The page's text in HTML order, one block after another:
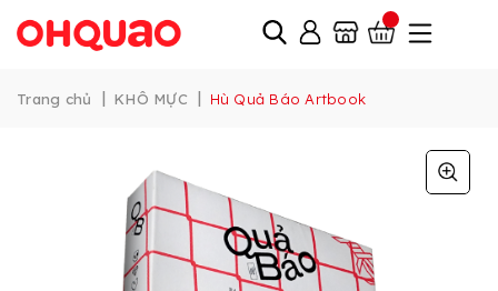
Trang chủ | KHÔ MỰC | Hù Quả Báo Artbook